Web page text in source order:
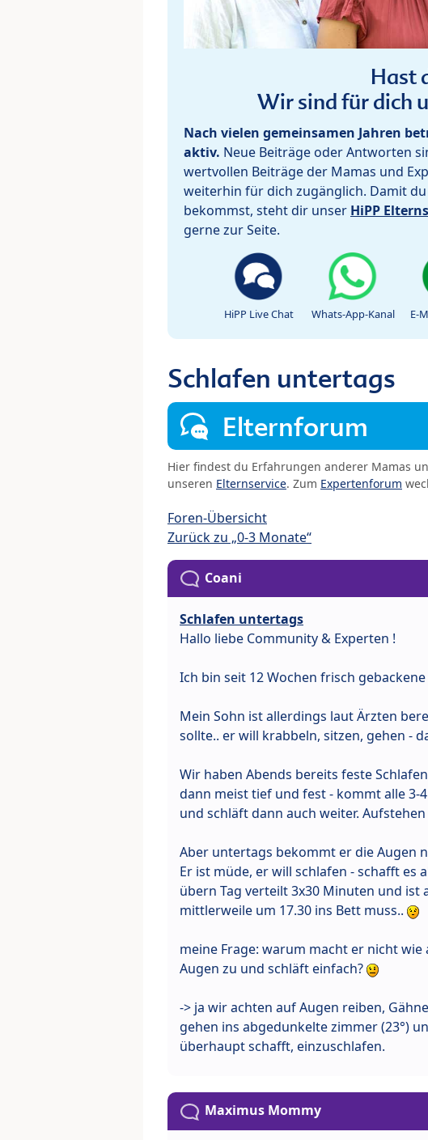
Hast
Wir sind für dich
Nach vielen gemeinsamen Jahren
aktiv. Neue Beiträge oder Antworten
wertvollen Beiträge der Mamas und
weiterhin für dich zugänglich. Damit
bekommst, steht dir unser HiPP
gerne zur Seite.
HiPP Live Chat Whats-App-Kanal E-
Schlafen untertags
Elternforum
Hier findest du Erfahrungen anderer Mamas
unseren Elternservice. Zum Expertenforum
Foren-Übersicht
Zurück zu „0-3 Monate“
Coani
Schlafen untertags
Hallo liebe Community & Experten !
Ich bin seit 12 Wochen frisch
Mein Sohn ist allerdings laut Ärzten
sollte.. er will krabbeln, sitzen, gehen -
Wir haben Abends bereits feste
dann meist tief und fest - kommt alle 3-
und schläft dann auch weiter.
Aber untertags bekommt er die Augen
Er ist müde, er will schlafen - schafft
übern Tag verteilt 3x30 Minuten und
mittlerweile um 17.30 ins Bett muss..
meine Frage: warum macht er nicht
Augen zu und schläft einfach?
-> ja wir achten auf Augen reiben,
gehen ins abgedunkelte zimmer (23°)
überhaupt schafft, einzuschlafen.
Maximus Mommy